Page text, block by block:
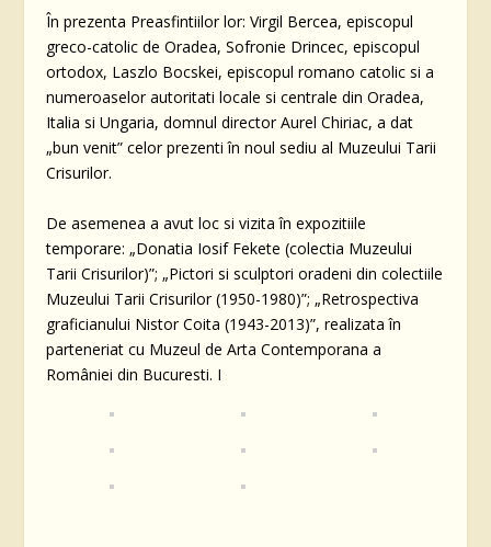
În prezenta Preasfintiilor lor: Virgil Bercea, episcopul
greco-catolic de Oradea, Sofronie Drincec, episcopul
ortodox, Laszlo Bocskei, episcopul romano catolic si a
numeroaselor autoritati locale si centrale din Oradea,
Italia si Ungaria, domnul director Aurel Chiriac, a dat
„bun venit” celor prezenti în noul sediu al Muzeului Tarii
Crisurilor.
De asemenea a avut loc si vizita în expozitiile
temporare: „Donatia Iosif Fekete (colectia Muzeului
Tarii Crisurilor)”; „Pictori si sculptori oradeni din colectiile
Muzeului Tarii Crisurilor (1950-1980)”; „Retrospectiva
graficianului Nistor Coita (1943-2013)”, realizata în
parteneriat cu Muzeul de Arta Contemporana a
României din Bucuresti. I